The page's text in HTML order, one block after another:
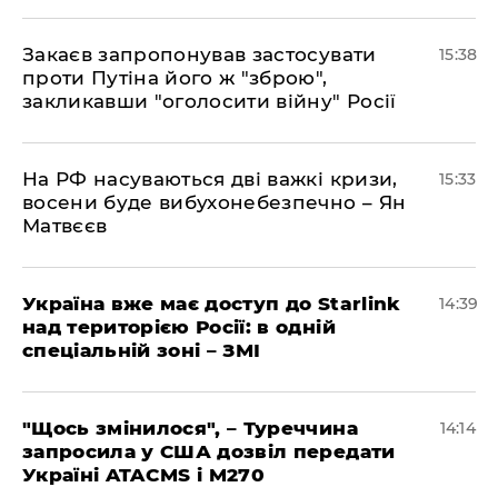
Закаєв запропонував застосувати
проти Путіна його ж "зброю",
закликавши "оголосити війну" Росії
15:38
На РФ насуваються дві важкі кризи,
восени буде вибухонебезпечно – Ян
Матвєєв
15:33
Україна вже має доступ до Starlink
над територією Росії: в одній
спеціальній зоні – ЗМІ
14:39
"Щось змінилося", – Туреччина
запросила у США дозвіл передати
Україні ATACMS і M270
14:14